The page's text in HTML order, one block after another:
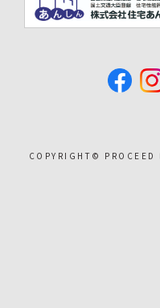
COPYRIGHT©︎ PROCEED